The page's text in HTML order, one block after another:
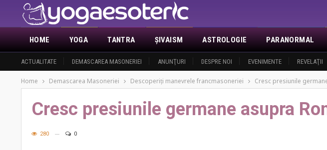
HOME
ACTUALITATE DEMASCAREA MASONERIEI ANUNŢURI DESPRE NOI EVENIMENTE REVELAŢII
YOGA TANTRA ŞIVAISM ASTROLOGIE PARANORMAL
Home Demascarea Masoneriei Descoperiţi manevrele francmasoneriei Cresc presiunile
Cresc presiunile germane asupra
280 0